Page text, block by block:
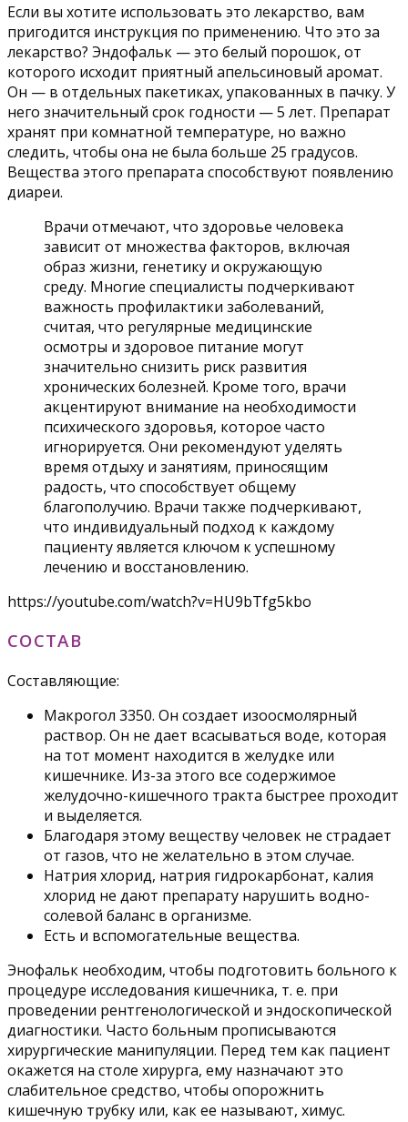
Если вы хотите использовать это лекарство, вам
пригодится инструкция по применению. Что это за
лекарство? Эндофальк — это белый порошок, от
которого исходит приятный апельсиновый аромат.
Он — в отдельных пакетиках, упакованных в пачку. У
него значительный срок годности — 5 лет. Препарат
хранят при комнатной температуре, но важно
следить, чтобы она не была больше 25 градусов.
Вещества этого препарата способствуют появлению
диареи.
Врачи отмечают, что здоровье человека
зависит от множества факторов, включая
образ жизни, генетику и окружающую
среду. Многие специалисты подчеркивают
важность профилактики заболеваний,
считая, что регулярные медицинские
осмотры и здоровое питание могут
значительно снизить риск развития
хронических болезней. Кроме того, врачи
акцентируют внимание на необходимости
психического здоровья, которое часто
игнорируется. Они рекомендуют уделять
время отдыху и занятиям, приносящим
радость, что способствует общему
благополучию. Врачи также подчеркивают,
что индивидуальный подход к каждому
пациенту является ключом к успешному
лечению и восстановлению.
https://youtube.com/watch?v=HU9bTfg5kbo
СОСТАВ
Составляющие:
Макрогол 3350. Он создает изоосмолярный
раствор. Он не дает всасываться воде, которая
на тот момент находится в желудке или
кишечнике. Из-за этого все содержимое
желудочно-кишечного тракта быстрее проходит
и выделяется.
Благодаря этому веществу человек не страдает
от газов, что не желательно в этом случае.
Натрия хлорид, натрия гидрокарбонат, калия
хлорид не дают препарату нарушить водно-
солевой баланс в организме.
Есть и вспомогательные вещества.
Энофальк необходим, чтобы подготовить больного к
процедуре исследования кишечника, т. е. при
проведении рентгенологической и эндоскопической
диагностики. Часто больным прописываются
хирургические манипуляции. Перед тем как пациент
окажется на столе хирурга, ему назначают это
слабительное средство, чтобы опорожнить
кишечную трубку или, как ее называют, химус.